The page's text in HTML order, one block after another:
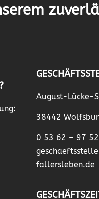
August-Lücke-
38442
0 53 62 – 97
fallersleben.de